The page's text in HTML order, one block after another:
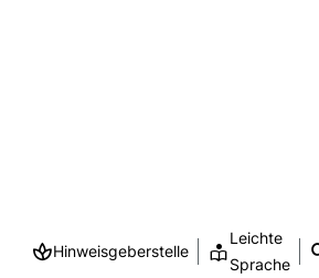
Hinweisgeberstelle
Leichte
Sprache